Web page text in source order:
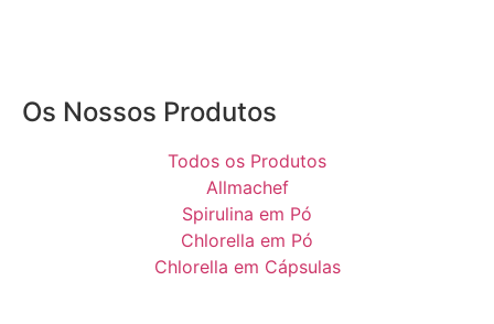
Os Nossos Produtos
Todos os Produtos
Allmachef
Spirulina em Pó
Chlorella em Pó
Chlorella em Cápsulas